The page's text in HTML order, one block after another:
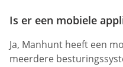
Is er een mobiele
Ja, Manhunt heeft een
meerdere